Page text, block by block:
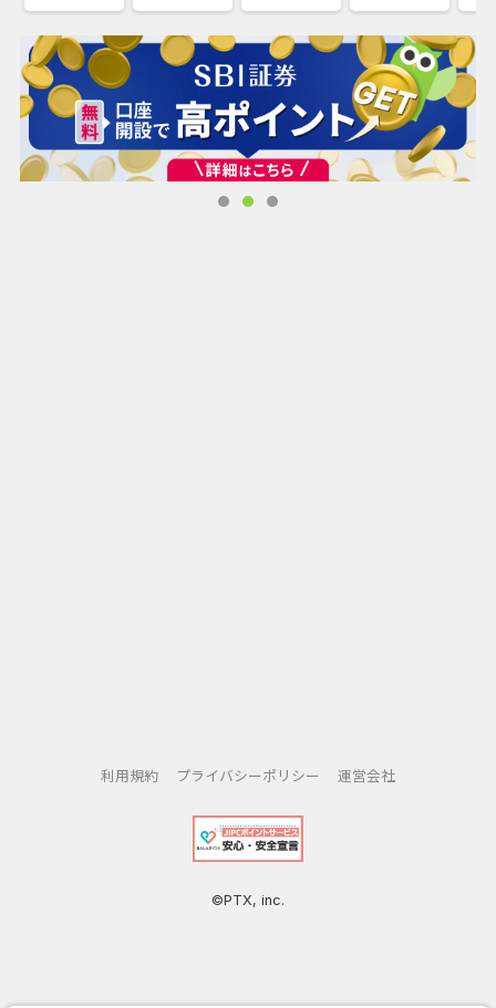
利用規約 プライバシーポリシー 運営会社
©PTX, inc.